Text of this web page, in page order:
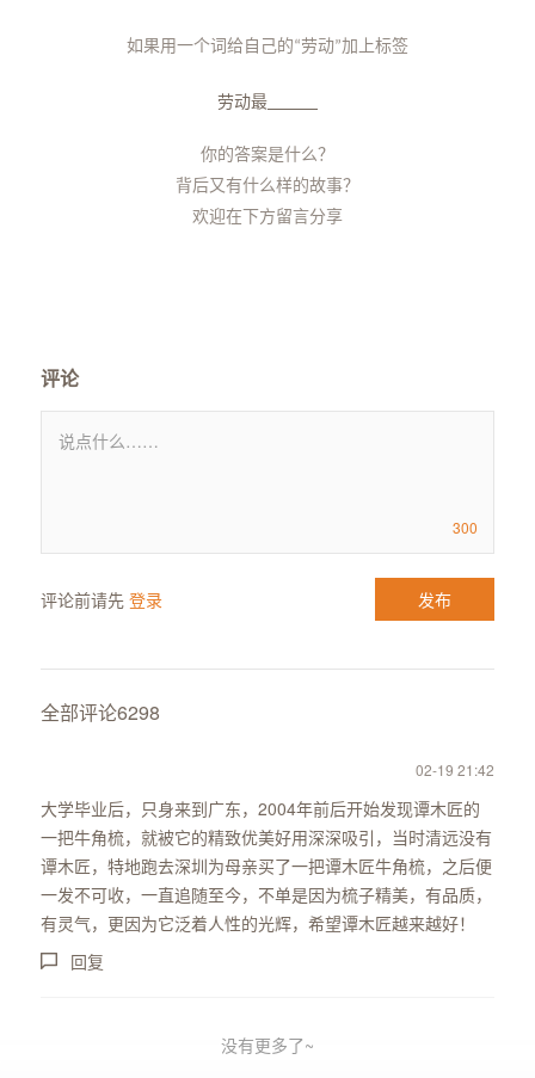
如果用一个词给自己的“劳动”加上标签
劳动最
你的答案是什么？
背后又有什么样的故事？
欢迎在下方留言分享
评论
300
评论前请先 登录
全部评论6298
02-19 21:42
大学毕业后，只身来到广东，2004年前后开始发现谭木匠的
一把牛角梳，就被它的精致优美好用深深吸引，当时清远没有
谭木匠，特地跑去深圳为母亲买了一把谭木匠牛角梳，之后便
一发不可收，一直追随至今，不单是因为梳子精美，有品质，
有灵气，更因为它泛着人性的光辉，希望谭木匠越来越好！
回复
没有更多了~